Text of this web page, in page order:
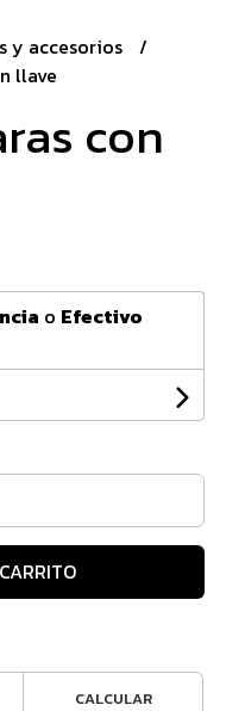
y accesorios
llave
con
o Efectivo
CALCULAR